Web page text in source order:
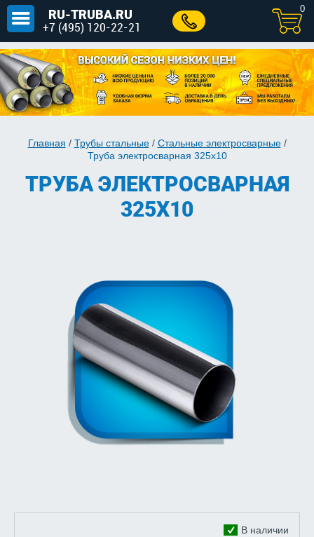
RU-TRUBA.RU
+7 (495) 120-22-21
0
Главная / Трубы стальные/ Стальные электросварные/
Труба электросварная 325х10
ТРУБА ЭЛЕКТРОСВАРНАЯ
325Х10
В наличии